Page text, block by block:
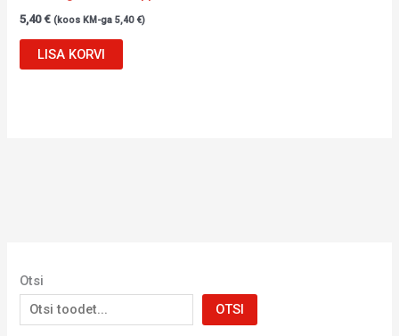
Otsi
OTSI
5,40€ (koos KM-ga5,40 €)
LISA KORVI